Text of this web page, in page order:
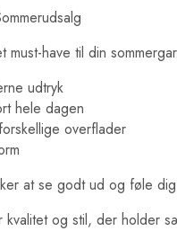
have til din
udtryk
hele dagen
overflader
at se godt ud og føle
og stil, der holder